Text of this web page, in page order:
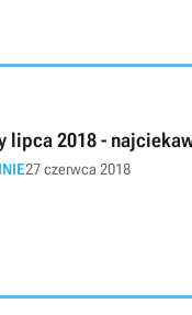
lipca 2018 -
27 czerwca 2018